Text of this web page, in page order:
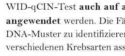
WID-qCIN-Test auch auf
angewendet werden. Die
DNA-Muster zu
verschiedenen Krebsarten